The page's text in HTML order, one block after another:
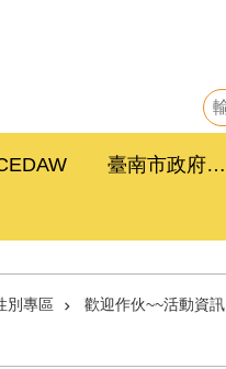
臺南市政府性別平等工作計畫
別專區 歡迎作伙~~活動資訊